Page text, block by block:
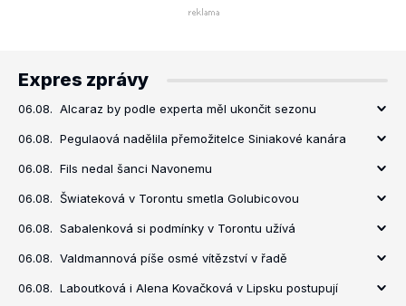
Expres zprávy
06.08. Alcaraz by podle experta měl ukončit sezonu
06.08. Pegulaová nadělila přemožitelce Siniakové kanára
06.08. Fils nedal šanci Navonemu
06.08. Šwiateková v Torontu smetla Golubicovou
06.08. Sabalenková si podmínky v Torontu užívá
06.08. Valdmannová píše osmé vítězství v řadě
06.08. Laboutková i Alena Kovačková v Lipsku postupují